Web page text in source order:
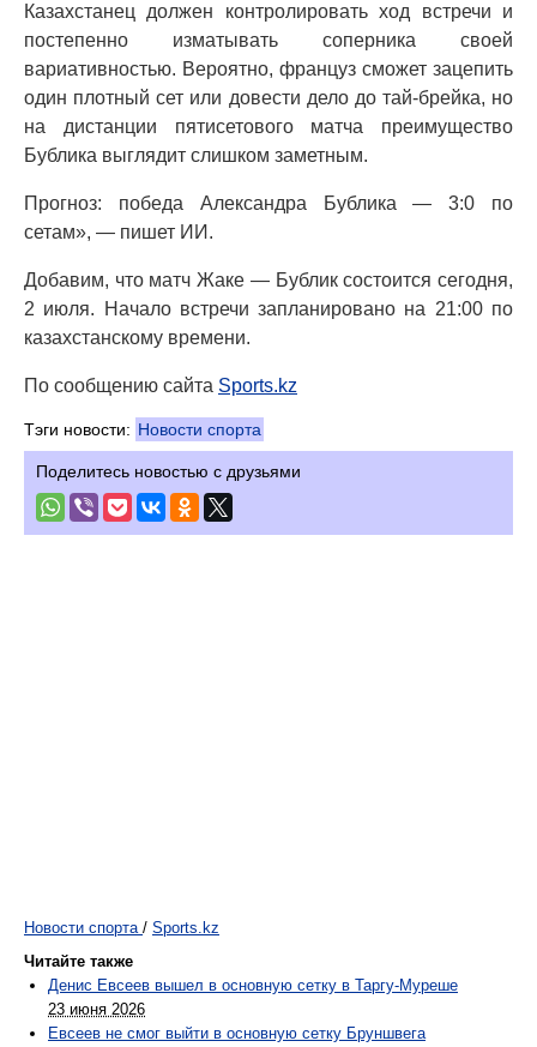
Казахстанец должен контролировать ход встречи и
постепенно изматывать соперника своей
вариативностью. Вероятно, француз сможет зацепить
один плотный сет или довести дело до тай-брейка, но
на дистанции пятисетового матча преимущество
Бублика выглядит слишком заметным.
Прогноз: победа Александра Бублика — 3:0 по
сетам», — пишет ИИ.
Добавим, что матч Жаке — Бублик состоится сегодня,
2 июля. Начало встречи запланировано на 21:00 по
казахстанскому времени.
По сообщению сайта Sports.kz
Тэги новости: Новости спорта
Поделитесь новостью с друзьями
Новости спорта / Sports.kz
Читайте также
Денис Евсеев вышел в основную сетку в Таргу-Муреше
23 июня 2026
Евсеев не смог выйти в основную сетку Бруншвега